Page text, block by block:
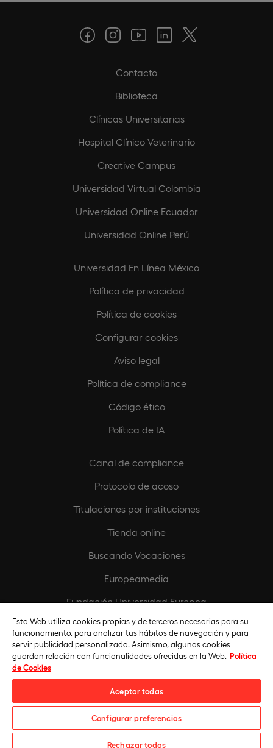
Contacto
Biblioteca
Clínicas Universitarias
Hospital Clínico Veterinario
Creative Campus
Universidad Virtual Colombia
Universidad Online Ecuador
Universidad Online Perú
Universidad En Línea México
Política de privacidad
Política de cookies
Configurar cookies
Aviso legal
Política de compliance
Código ético
Política de IA
Canal de compliance
Protocolo de acoso
Titulaciones por instituciones
Tienda online
Buscando Vocaciones
Europeamedia
Fundación Universidad Europea
Únete al equipo
Universidad Europea © 2026. Todos Los Derechos Reservados
Esta Web utiliza cookies propias y de terceros necesarias para su
funcionamiento, para analizar tus hábitos de navegación y para
servir publicidad personalizada. Asimismo, algunas cookies
guardan relación con funcionalidades ofrecidas en la Web. Política
de Cookies
Aceptar todas
Configurar preferencias
Rechazar todas